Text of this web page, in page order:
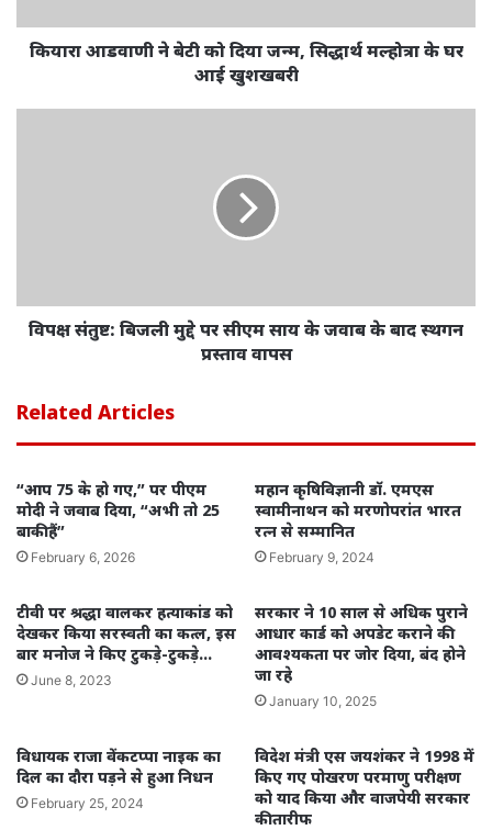
कियारा आडवाणी ने बेटी को दिया जन्म, सिद्धार्थ मल्होत्रा के घर
आई खुशखबरी
विपक्ष संतुष्ट: बिजली मुद्दे पर सीएम साय के जवाब के बाद स्थगन
प्रस्ताव वापस
Related Articles
“आप 75 के हो गए,” पर पीएम
मोदी ने जवाब दिया, “अभी तो 25
बाकी हैं”
February 6, 2026
महान कृषिविज्ञानी डॉ. एमएस
स्वामीनाथन को मरणोपरांत भारत
रत्न से सम्मानित
February 9, 2024
टीवी पर श्रद्धा वालकर हत्याकांड को
देखकर किया सरस्वती का कत्ल, इस
बार मनोज ने किए टुकड़े-टुकड़े…
June 8, 2023
सरकार ने 10 साल से अधिक पुराने
आधार कार्ड को अपडेट कराने की
आवश्यकता पर जोर दिया, बंद होने
जा रहे
January 10, 2025
विधायक राजा वेंकटप्पा नाइक का
दिल का दौरा पड़ने से हुआ निधन
February 25, 2024
विदेश मंत्री एस जयशंकर ने 1998 में
किए गए पोखरण परमाणु परीक्षण
को याद किया और वाजपेयी सरकार
की तारीफ